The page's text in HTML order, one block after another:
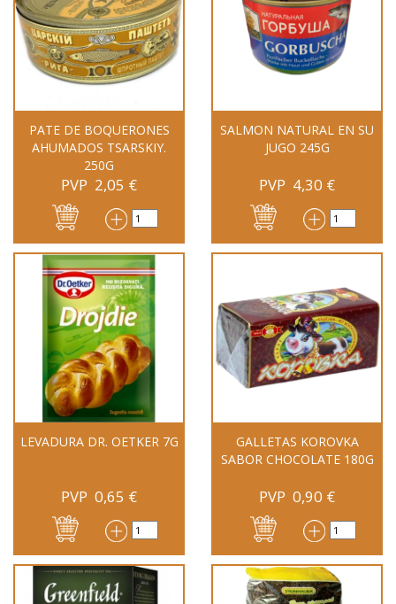
PATE DE BOQUERONES
AHUMADOS TSARSKIY.
250G
PVP 2,05 €
SALMON NATURAL EN SU
JUGO 245G
PVP 4,30 €
LEVADURA DR. OETKER 7G
PVP 0,65 €
GALLETAS KOROVKA
SABOR CHOCOLATE 180G
PVP 0,90 €